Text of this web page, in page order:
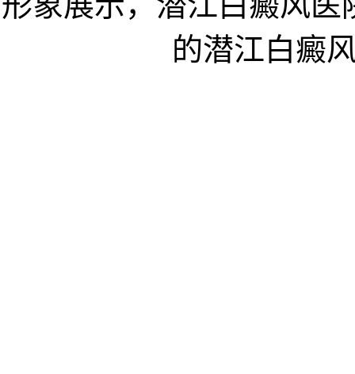
的潜江白癜